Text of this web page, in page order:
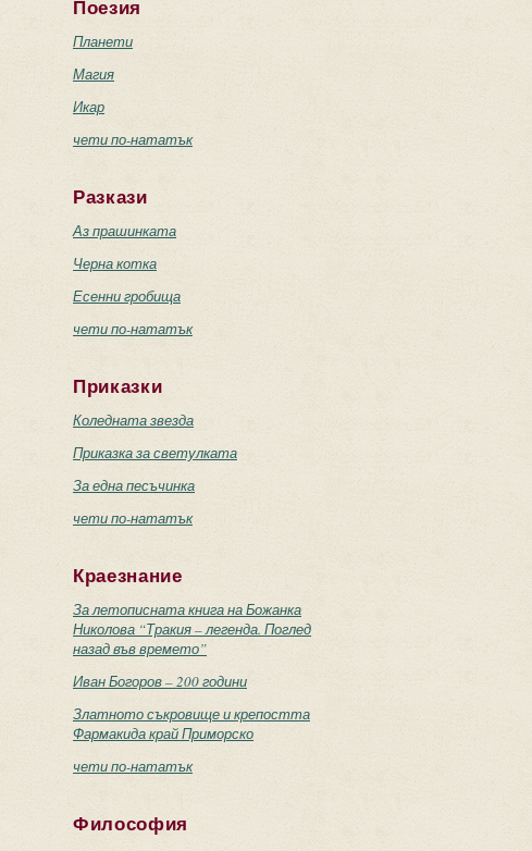
Поезия
Планети
Магия
Икар
чети по-нататък
Разкази
Аз прашинката
Черна котка
Есенни гробища
чети по-нататък
Приказки
Коледната звезда
Приказка за светулката
За една песъчинка
чети по-нататък
Краезнание
За летописната книга на Божанка
Николова “Тракия – легенда. Поглед
назад във времето”
Иван Богоров – 200 години
Златното съкровище и крепостта
Фармакида край Приморско
чети по-нататък
Философия